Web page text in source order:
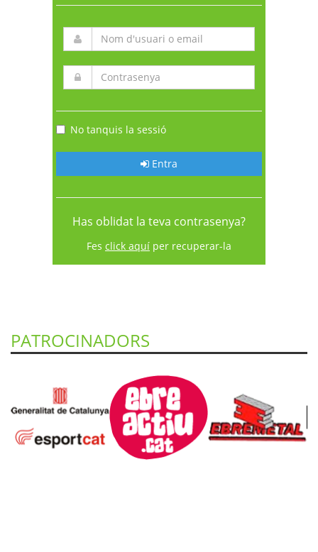
No tanquis la sessió
Entra
Has oblidat la teva contrasenya?
Fes click aquí per recuperar-la
PATROCINADORS